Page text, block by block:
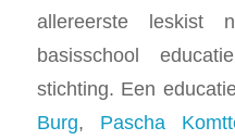
allereerste
basisschool
stichting. Een
Burg, Pascha